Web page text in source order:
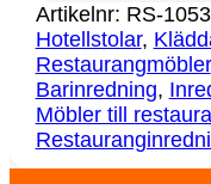
Artikelnr: RS-
Hotellstolar,
Restaurangmöbler
Barinredning,
Möbler till